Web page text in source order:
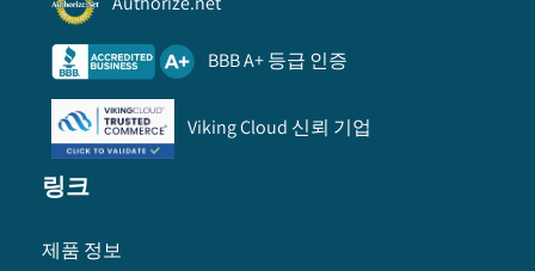
BBB A+ 등급 인증
Viking Cloud 신뢰 기업
링크
제품 정보